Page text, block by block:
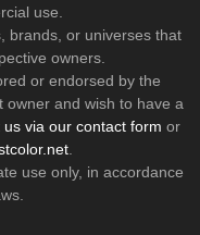
use.
brands, or universes that
owners.
or endorsed by the
and wish to have a
us via our contact form or
.
use only, in accordance